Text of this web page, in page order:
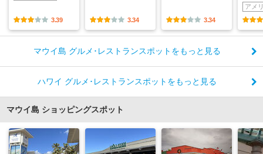
3.39 3.34 3.34
アメ
マウイ島 グルメ･レストランスポットをもっと見る
ハワイ グルメ･レストランスポットをもっと見る
マウイ島 ショッピングスポット